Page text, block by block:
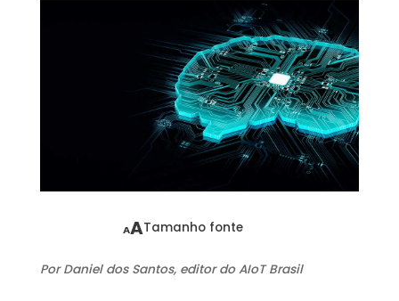
AATamanho fonte
Por Daniel dos Santos, editor do AIoT Brasil